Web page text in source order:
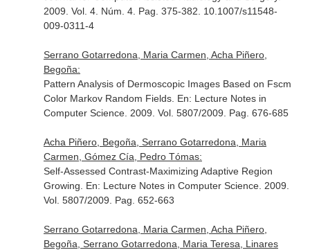
2009. Vol. 4. Núm. 4. Pag. 375-382. 10.1007/s11548-
009-0311-4
Serrano Gotarredona, Maria Carmen, Acha Piñero,
Begoña:
Pattern Analysis of Dermoscopic Images Based on Fscm
Color Markov Random Fields. En: Lecture Notes in
Computer Science. 2009. Vol. 5807/2009. Pag. 676-685
Acha Piñero, Begoña, Serrano Gotarredona, Maria
Carmen, Gómez Cía, Pedro Tómas:
Self-Assessed Contrast-Maximizing Adaptive Region
Growing. En: Lecture Notes in Computer Science. 2009.
Vol. 5807/2009. Pag. 652-663
Serrano Gotarredona, Maria Carmen, Acha Piñero,
Begoña, Serrano Gotarredona, Maria Teresa, Linares